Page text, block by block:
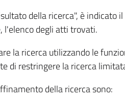
della ricerca", è
l'elenco degli atti trovati.
la ricerca utilizzando le
di restringere la ricerca
della ricerca sono: